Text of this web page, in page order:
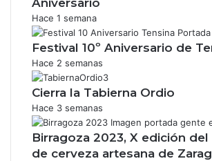
Hace 1 semana
Festival 10º Aniversario de
Hace 2 semanas
Cierra la Tabierna Ordio
Hace 3 semanas
Birragoza 2023, X edición del
de cerveza artesana de